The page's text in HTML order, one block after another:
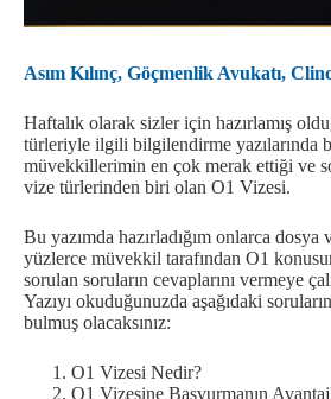
Asım Kılınç, Göçmenlik Avukatı,
Haftalık olarak sizler için hazırlamış
türleriyle ilgili bilgilendirme yazılarında
müvekkillerimin en çok merak ettiği ve
vize türlerinden biri olan O1 Vizesi.
Bu yazımda hazırladığım onlarca dosya
yüzlerce müvekkil tarafından O1
sorulan soruların cevaplarını vermeye
Yazıyı okuduğunuzda aşağıdaki
bulmuş olacaksınız:
O1 Vizesi Nedir?
O1 Vizesine Başvurmanın